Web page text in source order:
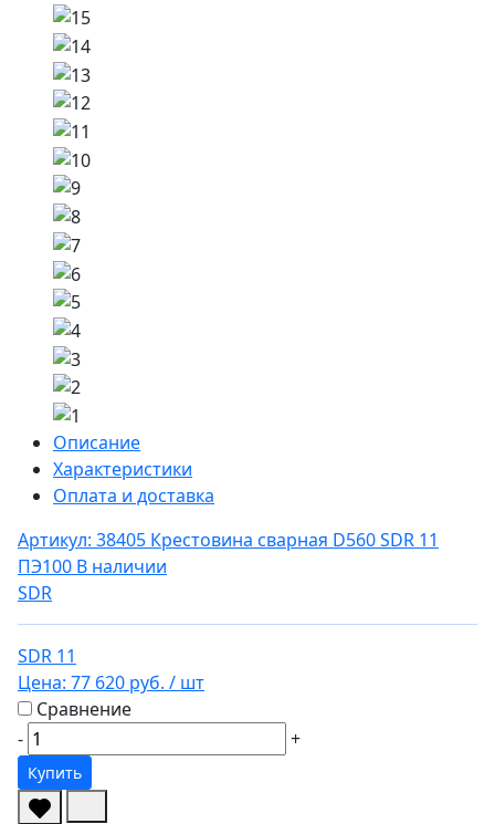
Описание
Характеристики
Оплата и доставка
Артикул: 38405 Крестовина сварная D560 SDR 11
ПЭ100 В наличии
SDR
SDR 11
Цена: 77 620 руб. / шт
Сравнение
-
+
Купить